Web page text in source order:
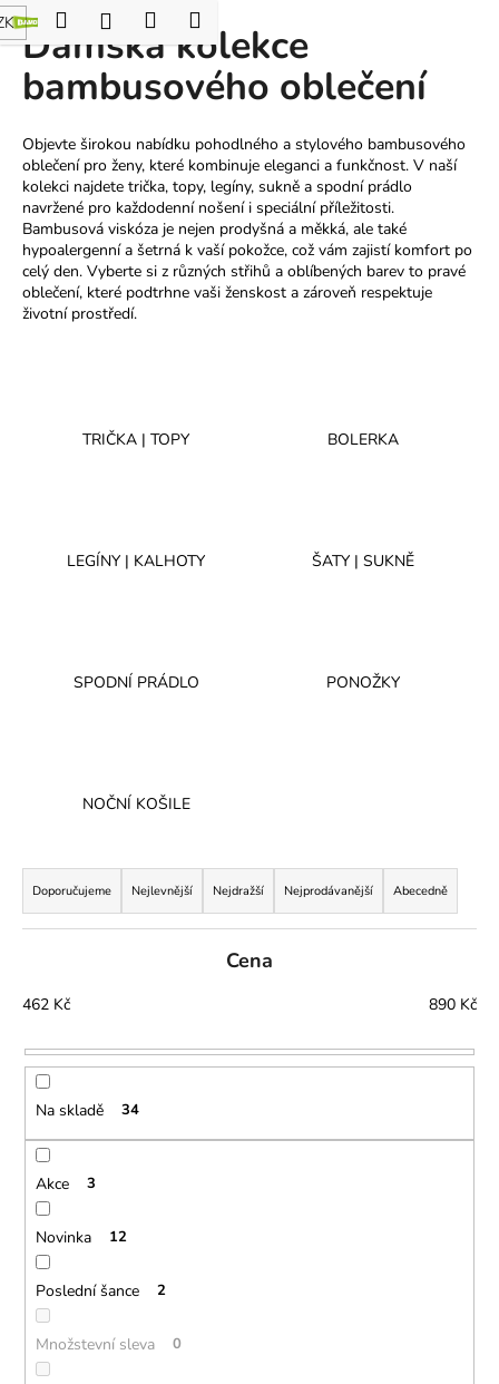
Přejít
obsah
HledatPřihlášení
Nákupní
košík
Menu
Dámská kolekce
bambusového oblečení
Objevte širokou nabídku pohodlného a stylového bambusového
oblečení pro ženy, které kombinuje eleganci a funkčnost. V naší
kolekci najdete trička, topy, legíny, sukně a spodní prádlo
navržené pro každodenní nošení i speciální příležitosti.
Bambusová viskóza je nejen prodyšná a měkká, ale také
hypoalergenní a šetrná k vaší pokožce, což vám zajistí komfort po
celý den. Vyberte si z různých střihů a oblíbených barev to pravé
oblečení, které podtrhne vaši ženskost a zároveň respektuje
životní prostředí.
TRIČKA | TOPY BOLERKA
LEGÍNY | KALHOTY ŠATY | SUKNĚ
SPODNÍ PRÁDLO PONOŽKY
NOČNÍ KOŠILE
Ř
a
z
í
p
r
o
u
Doporučujeme Nejlevnější Nejdražší Nejprodávanější Abecedně
Cena
462 Kč 890 Kč
Na skladě 34
Akce 3
Novinka 12
Poslední šance 2
Množstevní sleva 0
K
o
Zpět
Zpět
o
p
o
t
ř
e
b
o
p
o
č
j
e
m